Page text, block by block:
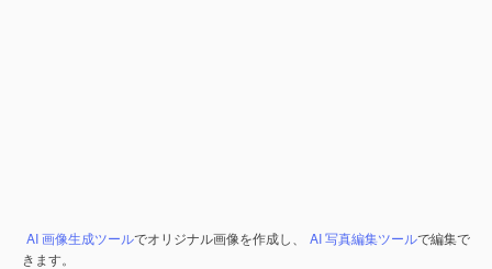
AI 画像生成ツールでオリジナル画像を作成し、 AI 写真編集ツールで編集で
きます。